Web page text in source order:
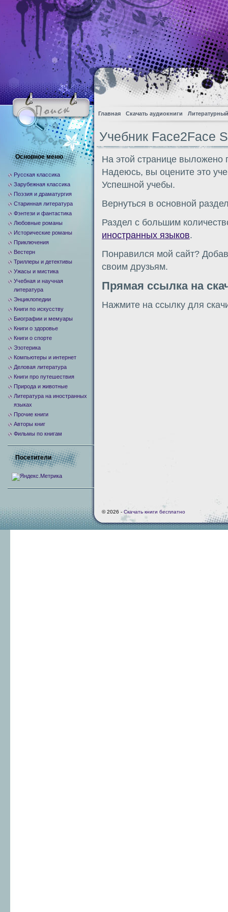
Главная Скачать аудиокниги
Учебник Face2Face
На этой странице выложено
Надеюсь, вы оцените это
Успешной учебы.
Вернуться в основной
Раздел с большим
иностранных языков.
Понравился мой сайт?
своим друзьям.
Прямая ссылка на
Нажмите на ссылку для
Основное меню
Русская классика
Зарубежная классика
Поэзия и драматургия
Старинная литература
Фэнтези и фантастика
Любовные романы
Исторические романы
Приключения
Вестерн
Триллеры и детективы
Ужасы и мистика
Учебная и научная
литература
Энциклопедии
Книги по искусству
Биографии и мемуары
Книги о здоровье
Книги о спорте
Эзотерика
Компьютеры и интернет
Деловая литература
Книги про путешествия
Природа и животные
Литература на иностранных
языках
Прочие книги
Авторы книг
Фильмы по книгам
Посетители
© 2026 - Скачать книги бесплатно